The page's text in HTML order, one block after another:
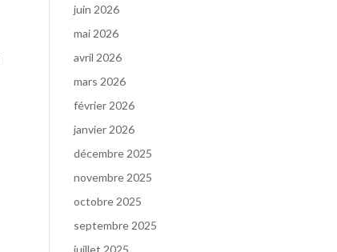
juin 2026
mai 2026
avril 2026
mars 2026
février 2026
janvier 2026
décembre 2025
novembre 2025
octobre 2025
septembre 2025
juillet 2025